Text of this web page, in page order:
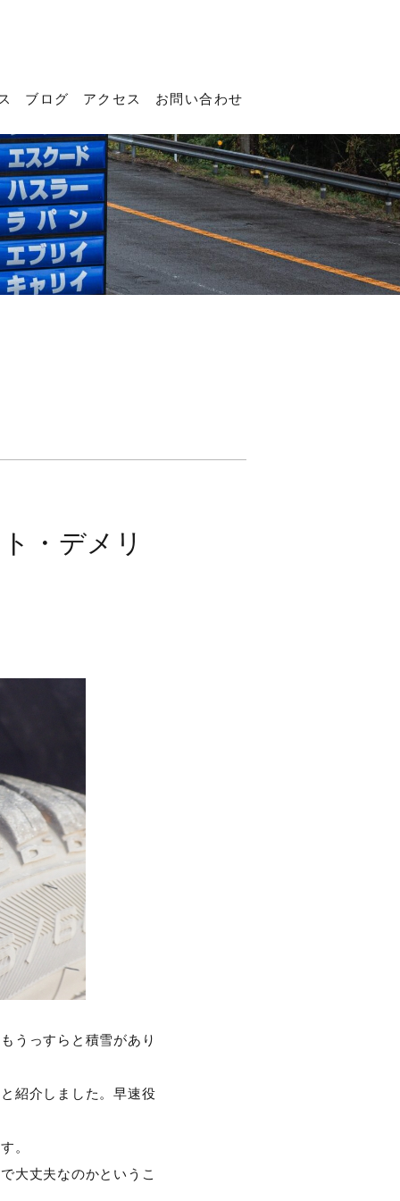
ブログ アクセス お問い合わせ
・デメリ
うっすらと積雪があり
紹介しました。早速役
。
大丈夫なのかというこ